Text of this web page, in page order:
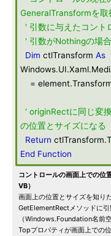
GeneralTransformを取
' 引数に与えたコント
' 引数がNothingの場
Dim ctlTransform As
=
' originRectに同じ変
の位置とサイズになる
Return
End Function
コントロールの画面上での位
VB）
画面上の位置とサイズを知り
GetElementRectメソッドに
（Windows.Foundation名前
Topプロパティが画面上での